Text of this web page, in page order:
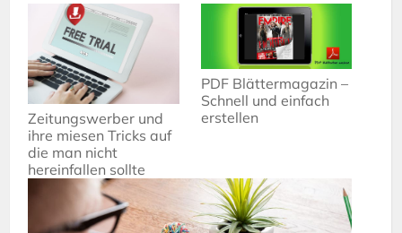
Zeitungswerber und
ihre miesen Tricks auf
die man nicht
hereinfallen sollte
PDF Blättermagazin –
Schnell und einfach
erstellen